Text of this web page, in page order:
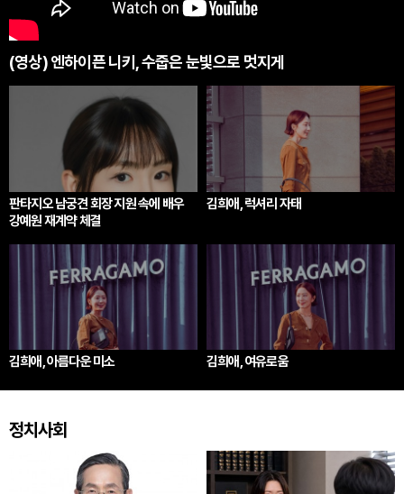
(영상) 엔하이픈 니키, 수줍은 눈빛으로 멋지게
판타지오 남궁견 회장 지원 속에 배우
강예원 재계약 체결
김희애, 럭셔리 자태
김희애, 아름다운 미소 김희애, 여유로움
정치사회